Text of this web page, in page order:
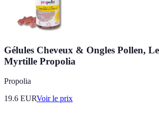
Gélules Cheveux & Ongles Pollen,
Myrtille Propolia
Propolia
19.6 EURVoir le prix